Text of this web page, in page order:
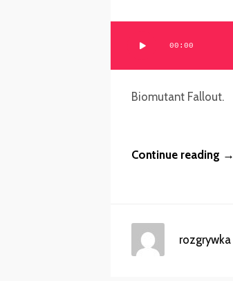
plików
dźwiękowych
00:00
Biomutant Fallout.
Continue reading →
rozgrywka